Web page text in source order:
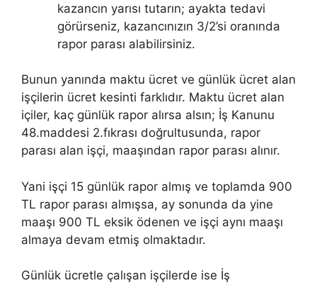
kazancın yarısı tutarın; ayakta tedavi
görürseniz, kazancınızın 3/2’si oranında
rapor parası alabilirsiniz.
Bunun yanında maktu ücret ve günlük ücret alan
işçilerin ücret kesinti farklıdır. Maktu ücret alan
içiler, kaç günlük rapor alırsa alsın; İş Kanunu
48.maddesi 2.fıkrası doğrultusunda, rapor
parası alan işçi, maaşından rapor parası alınır.
Yani işçi 15 günlük rapor almış ve toplamda 900
TL rapor parası almışsa, ay sonunda da yine
maaşı 900 TL eksik ödenen ve işçi aynı maaşı
almaya devam etmiş olmaktadır.
Günlük ücretle çalışan işçilerde ise İş